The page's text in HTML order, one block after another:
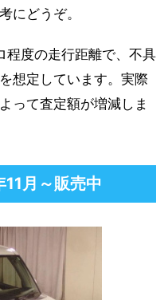
にどうぞ。
程度の走行距離で、不具
想定しています。実際
って査定額が増減しま
月～販売中